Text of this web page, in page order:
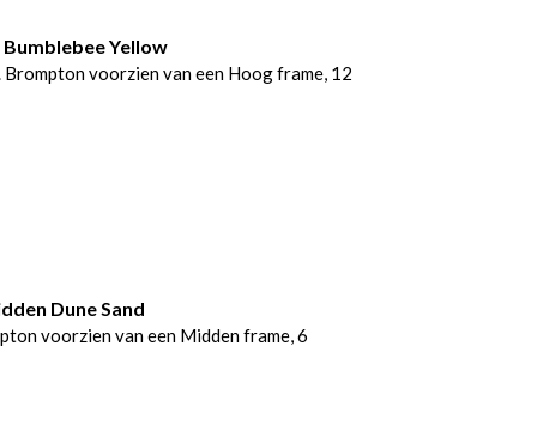
Yellow
voorzien van een Hoog frame, 12
Dune Sand
voorzien van een Midden frame, 6